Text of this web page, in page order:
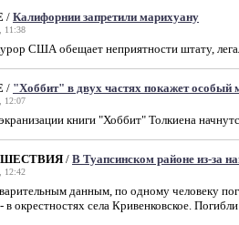
/ Калифорнии запретили марихуану
11:38
США обещает неприятности штату,
/ "Хоббит" в двух частях покажет особый
12:07
книги "Хоббит" Толкиена
/ В Туапсинском районе из-за
12:42
данным, по одному человеку
в окрестностях села Кривенковское.